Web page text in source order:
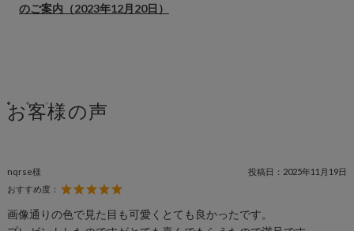
のご案内（2023年12月20日）
お客様の声
nqrse様 投稿日： 2025年11月19日
おすすめ度：
画像通りの色で見た目も可愛くとても良かったです。